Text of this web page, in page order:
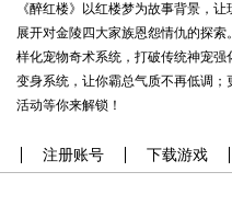
注册账号 下载游戏
《醉红楼》以红楼梦为故事背景，
展开对金陵四大家族恩怨情仇的探
样化宠物奇术系统，打破传统神宠
变身系统，让你霸总气质不再低调
活动等你来解锁！